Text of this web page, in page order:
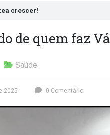
crescer!
de quem faz
Saúde
2025 0 Comentário